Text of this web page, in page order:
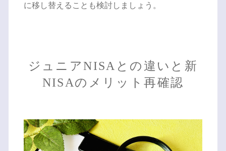
に移し替えることも検討しましょう。
ジュニアNISAとの違いと新
NISAのメリット再確認